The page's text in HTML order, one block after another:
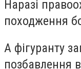
Наразі
походження
А фігуранту
позбавлення